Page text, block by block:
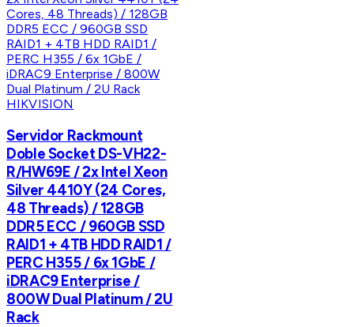
HIKVISION
Servidor Rackmount
Doble Socket DS-VH22-
R/HW69E / 2x Intel Xeon
Silver 4410Y (24 Cores,
48 Threads) / 128GB
DDR5 ECC / 960GB SSD
RAID1 + 4TB HDD RAID1 /
PERC H355 / 6x 1GbE /
iDRAC9 Enterprise /
800W Dual Platinum / 2U
Rack